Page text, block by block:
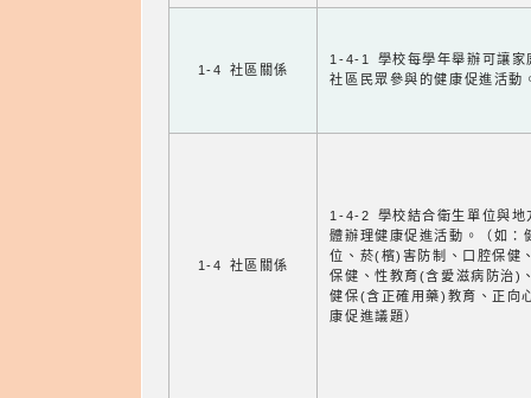
1-4 社區關係
1-4-1 學校每學年舉辦可讓家
社區民眾參與的健康促進活動
1-4 社區關係
1-4-2 學校結合衛生單位與地
體辦理健康促進活動。（如：
位、菸(檳)害防制、口腔保健
保健、性教育(含愛滋病防治)
健保(含正確用藥)教育、正向
康促進議題）